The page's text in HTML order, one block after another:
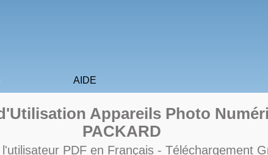
AIDE
Appareils Photo
PACKARD
l'utilisateur PDF en Français -Téléchargement